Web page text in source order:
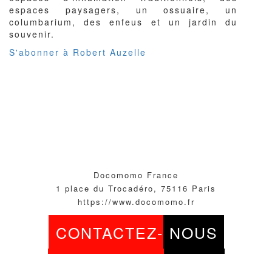
espaces paysagers, un ossuaire, un
columbarium, des enfeus et un jardin du
souvenir.
S'abonner à Robert Auzelle
Docomomo France
1 place du Trocadéro, 75116 Paris
https://www.docomomo.fr
CONTACTEZ- NOUS